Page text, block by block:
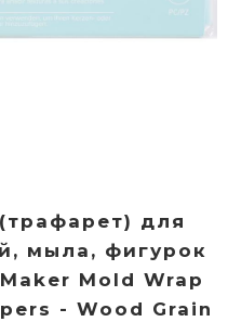
для
мыла, фигурок
Mold Wrap
- Wood Grain